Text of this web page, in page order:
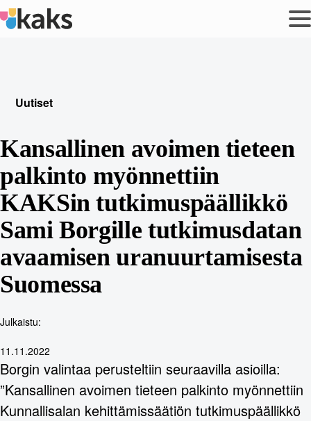
Siirry
sisältöön
Uutiset
Kansallinen avoimen tieteen
palkinto myönnettiin
KAKSin tutkimuspäällikkö
Sami Borgille tutkimusdatan
avaamisen uranuurtamisesta
Suomessa
Julkaistu:
11.11.2022
Borgin valintaa perusteltiin seuraavilla asioilla:
”Kansallinen avoimen tieteen palkinto myönnettiin
Kunnallisalan kehittämissäätiön tutkimuspäällikkö